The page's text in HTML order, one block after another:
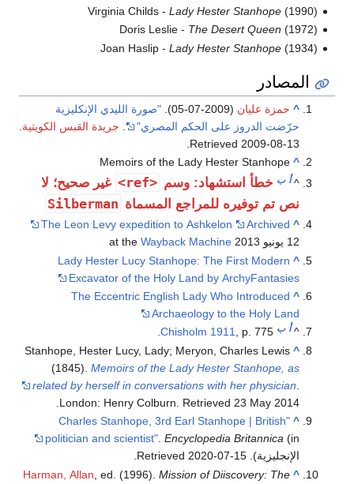
Virginia Childs - Lady Hester Stanhope(1990)
Doris Leslie - The Desert Queen (1972)
Joan Haslip - Lady Hester Stanhope(1934)
المصادر
^ حمزة عليان (2009-07-05).
"صورة الليدي الإنكليزية
حرّضت الدروز على الحكم المصري"
جريدة القبس الكويتية
Retrieved 2009-08-13
^
Memoirs of the Lady Hester Stanhope
^أ ب خطأ استشهاد: وسم <ref>
غير صحيح؛ لا
نص تم توفيره للمراجع المسماة Silberman
^
The Leon Levy expedition to Ashkelon
Archived
12 يونيو 2013 at the
Wayback Machine
^
Lady Hester Lucy Stanhope: The First Modern
Excavator of the Holy Land by ArchyFantasies
^
The Eccentric English Lady Who Introduced
Archaeology to the Holy Land
^أ ب Chisholm 1911, p. 775.
^
Stanhope, Hester Lucy, Lady; Meryon, Charles Lewis
(1845).Memoirs of the Lady Hester Stanhope, as
related by herself in conversations with her physician
London: Henry Colburn . Retrieved 23 May 2014
^
"Charles Stanhope, 3rd Earl Stanhope | British
politician and scientist" .Encyclopedia Britannica (in
الإنجليزية). Retrieved
2020-07-15
^
Harman, Allan , ed. (1996).Mission of Diiscovery: The